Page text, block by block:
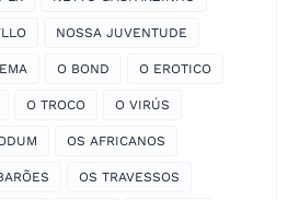
NOSSA JUVENTUDE
O BOND O EROTICO
O TROCO O VIRÚS
OS AFRICANOS
OS TRAVESSOS